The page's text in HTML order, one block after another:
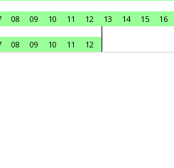
08 09 10 11 12 13 14 15 16
08 09 10 11 12